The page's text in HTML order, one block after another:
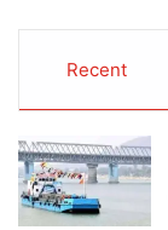
Recent